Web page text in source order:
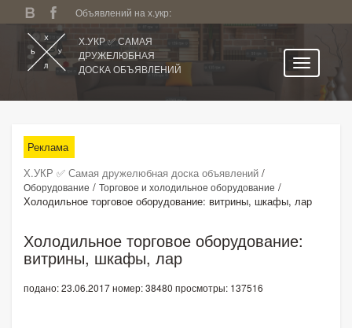
Объявлений на х.укр:
Х.УКР ✅ САМАЯ
ДРУЖЕЛЮБНАЯ
ДОСКА ОБЪЯВЛЕНИЙ
Все регионы
Категории
Избранное
Личный кабинет
Поиск по сайту
Подать объявление
Реклама
Х.УКР ✅ Самая дружелюбная доска объявлений /
Оборудование / Торговое и холодильное оборудование /
Холодильное торговое оборудование: витрины, шкафы, лар
Холодильное торговое оборудование:
витрины, шкафы, лар
подано: 23.06.2017номер: 38480 просмотры: 137516